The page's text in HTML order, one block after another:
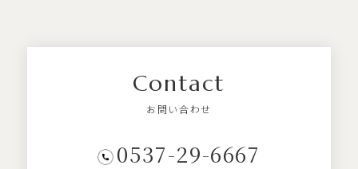
Contact
お問い合わせ
0537-29-6667